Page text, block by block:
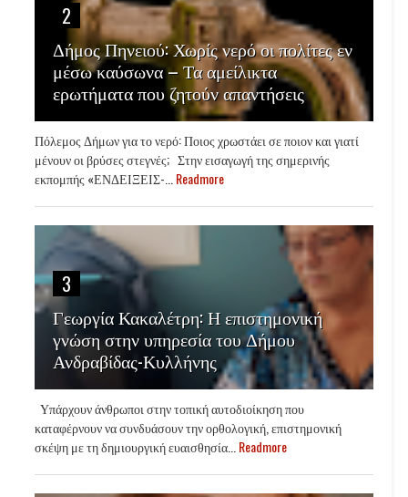
2
Δήμος Πηνειού: Χωρίς νερό οι πολίτες εν
μέσω καύσωνα – Τα αμείλικτα
ερωτήματα που ζητούν απαντήσεις
Πόλεμος Δήμων για το νερό: Ποιος χρωστάει σε ποιον και γιατί
μένουν οι βρύσες στεγνές; Στην εισαγωγή της σημερινής
εκπομπής «ΕΝΔΕΙΞΕΙΣ-... Readmore
3
Γεωργία Κακαλέτρη: Η επιστημονική
γνώση στην υπηρεσία του Δήμου
Ανδραβίδας-Κυλλήνης
Υπάρχουν άνθρωποι στην τοπική αυτοδιοίκηση που
καταφέρνουν να συνδυάσουν την ορθολογική, επιστημονική
σκέψη με τη δημιουργική ευαισθησία... Readmore